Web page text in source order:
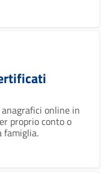
online in
proprio conto o
famiglia.